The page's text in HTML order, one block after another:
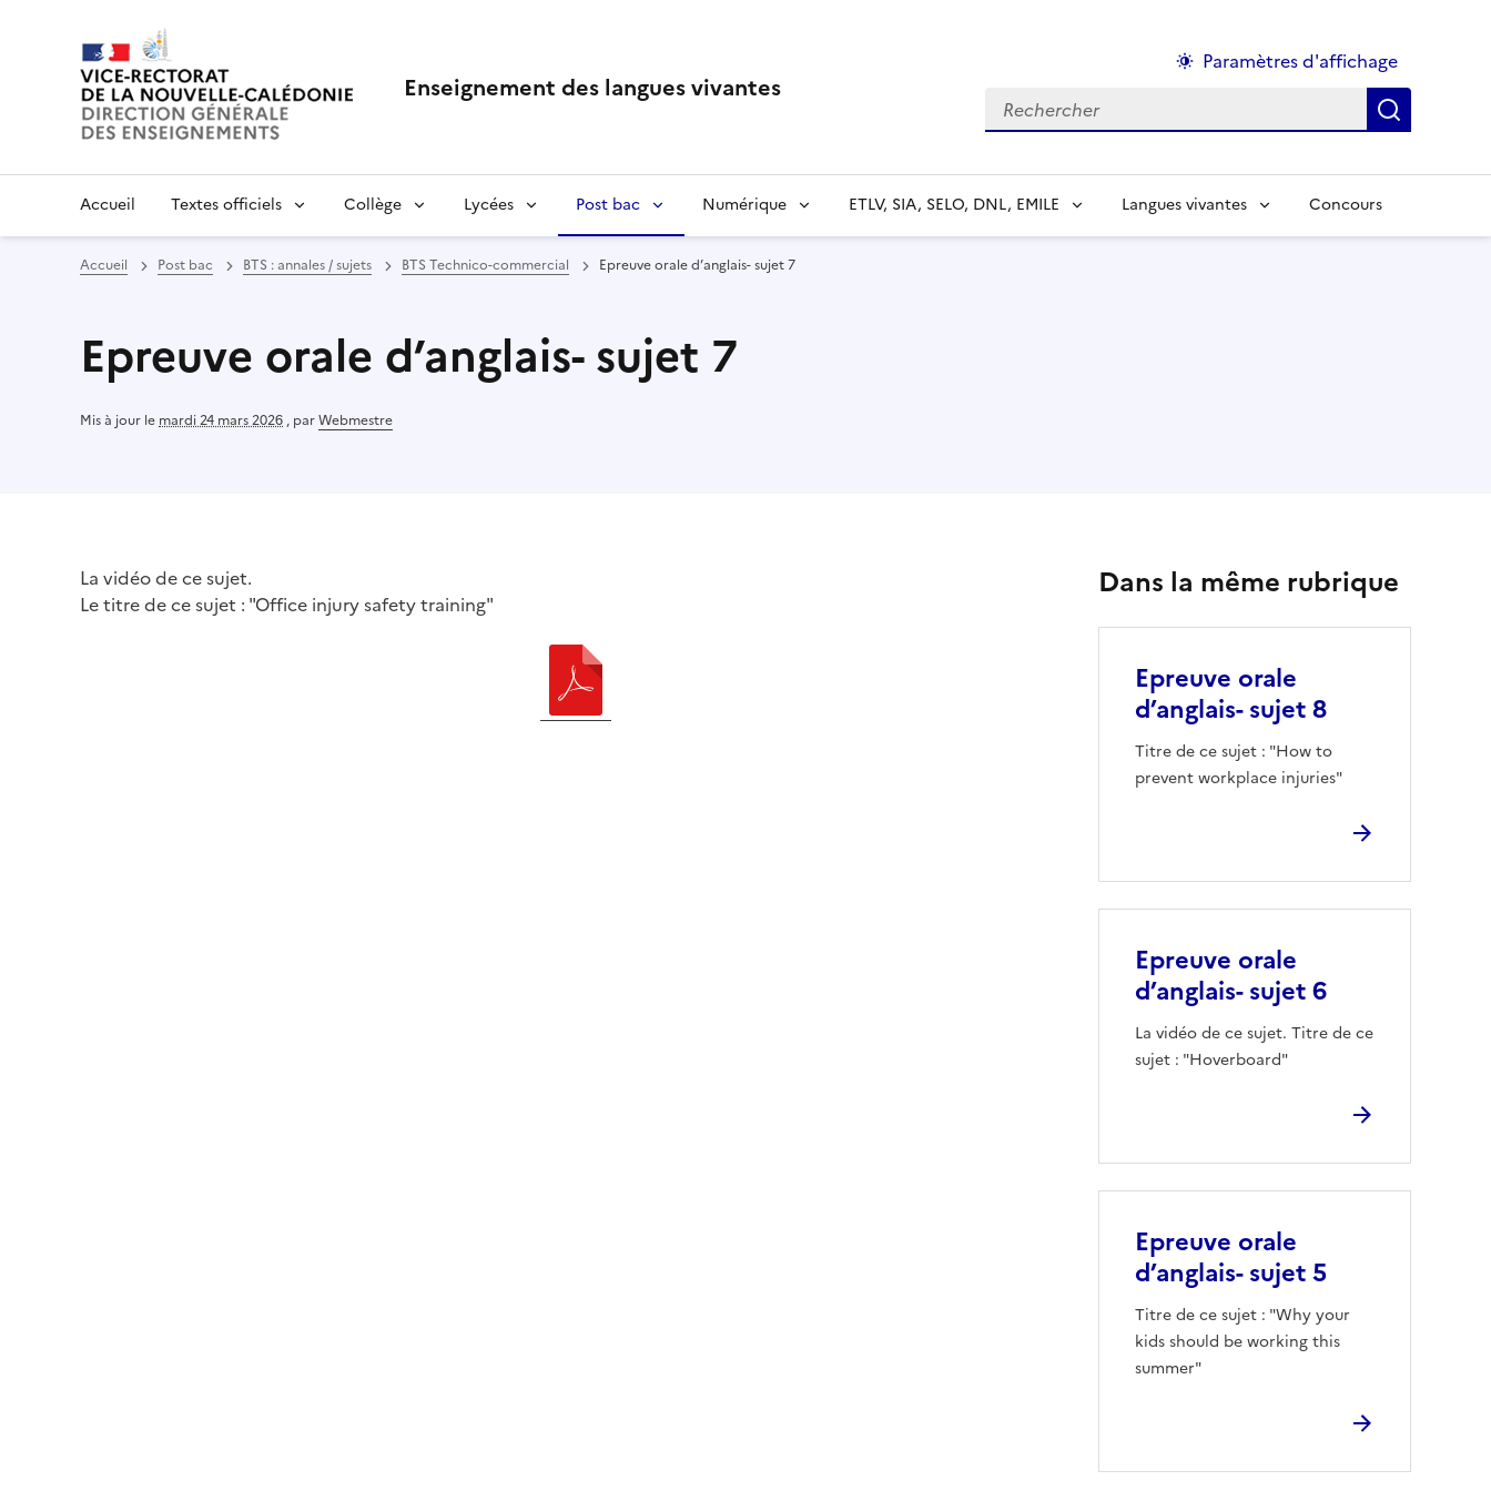
Enseignement des langues vivantes
Paramètres d'affichage
Rechercher :
Accueil Textes officiels Collège Lycées Post bac Numérique ETLV, SIA, SELO, DNL, EMILE Langues vivantes Concours
Accueil Post bac BTS : annales / sujets BTS Technico-commercial Epreuve orale d’anglais- sujet 7
Epreuve orale d’anglais- sujet 7
Mis à jour le mardi 24 mars 2026 , parWebmestre
La vidéo de ce sujet.
Le titre de ce sujet : "Office injury safety training"
Dans la même rubrique
Epreuve orale
d’anglais- sujet 8
Titre de ce sujet : "How to
prevent workplace injuries"
Epreuve orale
d’anglais- sujet 6
La vidéo de ce sujet. Titre de ce
sujet : "Hoverboard"
Epreuve orale
d’anglais- sujet 5
Titre de ce sujet : "Why your
kids should be working this
summer"